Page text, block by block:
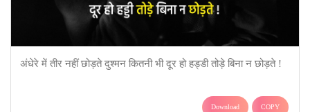
अंधेरे में तीर नहीं छोड़ते दुश्मन कितनी भी दूर हो हड्डी तोड़े बिना न छोड़ते !
Download COPY